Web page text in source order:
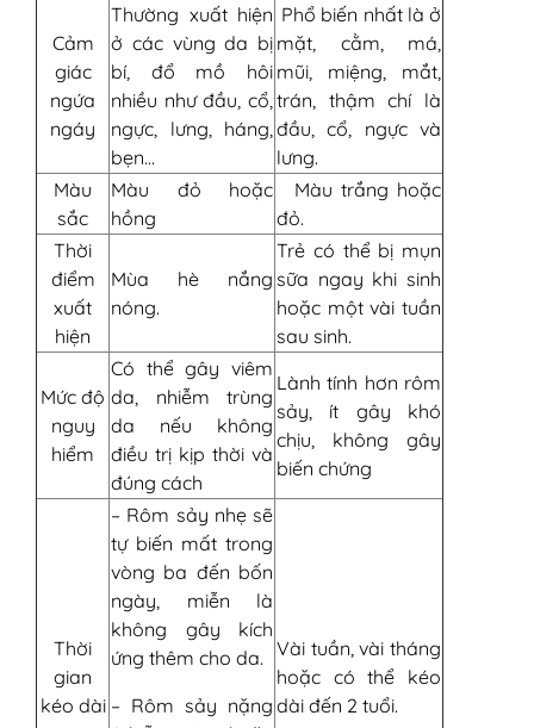
Cảm
giác
ngứa
ngáy
Thường xuất hiện
ở các vùng da bị
bí, đổ mồ hôi
nhiều như đầu, cổ,
ngực, lưng, háng,
bẹn…
Phổ biến nhất là ở
mặt, cằm, má,
mũi, miệng, mắt,
trán, thậm chí là
đầu, cổ, ngực và
lưng.
Màu
sắc
Màu đỏ hoặc
hồng
Màu trắng hoặc
đỏ.
Thời
điểm
xuất
hiện
Mùa hè nắng
nóng.
Trẻ có thể bị mụn
sữa ngay khi sinh
hoặc một vài tuần
sau sinh.
Mức độ
nguy
hiểm
Có thể gây viêm
da, nhiễm trùng
da nếu không
điều trị kịp thời và
đúng cách
Lành tính hơn rôm
sảy, ít gây khó
chịu, không gây
biến chứng
Thời
gian
kéo dài
– Rôm sảy nhẹ sẽ
tự biến mất trong
vòng ba đến bốn
ngày, miễn là
không gây kích
ứng thêm cho da.
– Rôm sảy nặng
Vài tuần, vài tháng
hoặc có thể kéo
dài đến 2 tuổi.